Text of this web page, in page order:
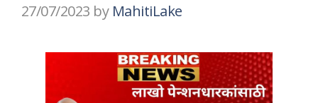
27/07/2023 by MahitiLake